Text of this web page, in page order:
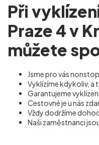
Při
Praze 4 v
můžete
Jsme pro vás
Vyklízíme kdykoliv, a
Garantujeme
Cestovné je u nás
Vždy dodržíme
Naši zaměstnanci